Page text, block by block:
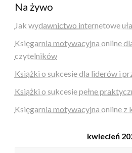
Na żywo
Jak wydawnictwo internetowe
Księgarnia motywacyjna online
czytelników
Książki o sukcesie dla liderów i
Książki o sukcesie pełne
Księgarnia motywacyjna online z
kwiecień